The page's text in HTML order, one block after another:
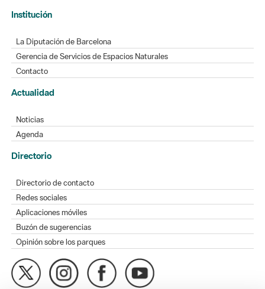
Institución
La Diputación de Barcelona
Gerencia de Servicios de Espacios Naturales
Contacto
Actualidad
Noticias
Agenda
Directorio
Directorio de contacto
Redes sociales
Aplicaciones móviles
Buzón de sugerencias
Opinión sobre los parques